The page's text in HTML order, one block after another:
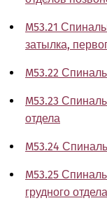
M53.21
затылка,
M53.22
M53.23
отдела
M53.24
M53.25
грудного отдела